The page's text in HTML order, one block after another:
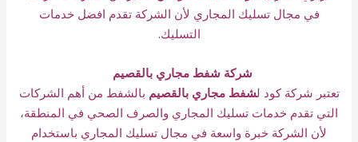
في مجال تسليك المجاري لأن الشركة تقدم افضل خدمات
التسليك.
شركة شفط مجاري بالقصيم
تعتبر شركة كود لشفط مجاري بالقصيم بالشفط من أهم الشركات
التي تقدم خدمات تسليك المجاري والصرف الصحي في المنطقة،
لأن الشركة خبرة واسعة في مجال تسليك المجاري باستخدام